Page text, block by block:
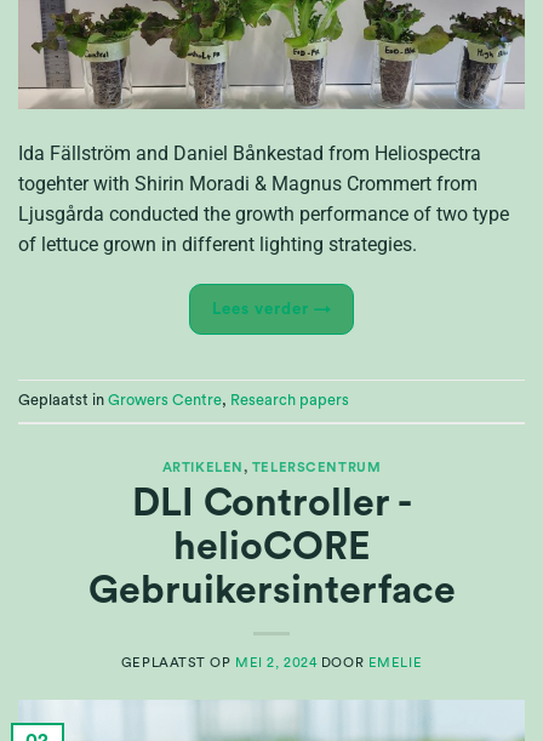
Ida Fällström and Daniel Bånkestad from Heliospectra
togehter with Shirin Moradi & Magnus Crommert from
Ljusgårda conducted the growth performance of two type
of lettuce grown in different lighting strategies.
Lees verder →
Geplaatst in Growers Centre, Research papers
ARTIKELEN , TELERSCENTRUM
DLI Controller -
helioCORE
Gebruikersinterface
GEPLAATST OP MEI 2, 2024 DOOR EMELIE